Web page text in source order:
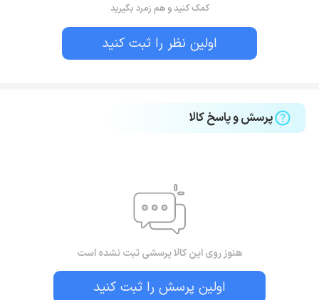
کمک کنید و هم زمرد بگیرید
اولین نظر را ثبت کنید
پرسش و پاسخ کالا
هنوز روی این کالا پرسشی ثبت نشده است
اولین پرسش را ثبت کنید